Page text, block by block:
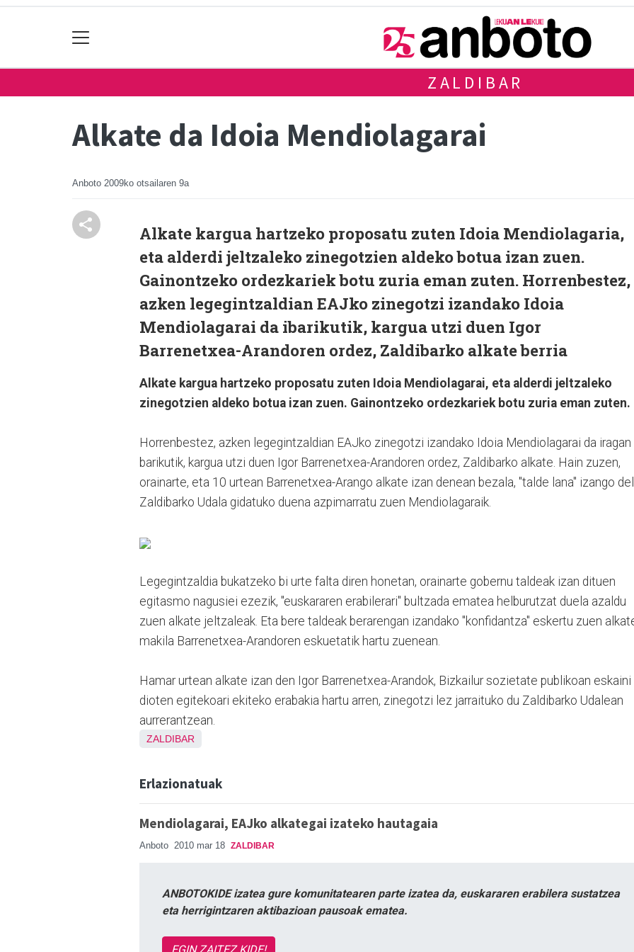
ZALDIBAR
Alkate da Idoia Mendiolagarai
Anboto 2009ko otsailaren 9a
Alkate kargua hartzeko proposatu zuten Idoia Mendiolagaria,
eta alderdi jeltzaleko zinegotzien aldeko botua izan zuen.
Gainontzeko ordezkariek botu zuria eman zuten. Horrenbestez,
azken legegintzaldian EAJko zinegotzi izandako Idoia
Mendiolagarai da ibarikutik, kargua utzi duen Igor
Barrenetxea-Arandoren ordez, Zaldibarko alkate berria
Alkate kargua hartzeko proposatu zuten Idoia Mendiolagarai, eta alderdi jeltzaleko
zinegotzien aldeko botua izan zuen. Gainontzeko ordezkariek botu zuria eman zuten.
Horrenbestez, azken legegintzaldian EAJko zinegotzi izandako Idoia Mendiolagarai da iragan
barikutik, kargua utzi duen Igor Barrenetxea-Arandoren ordez, Zaldibarko alkate. Hain zuzen,
orainarte, eta 10 urtean Barrenetxea-Arango alkate izan denean bezala, "talde lana" izango
Zaldibarko Udala gidatuko duena azpimarratu zuen Mendiolagaraik.
Legegintzaldia bukatzeko bi urte falta diren honetan, orainarte gobernu taldeak izan dituen
egitasmo nagusiei ezezik, "euskararen erabilerari" bultzada ematea helburutzat duela azaldu
zuen alkate jeltzaleak. Eta bere taldeak berarengan izandako "konfidantza" eskertu zuen
makila Barrenetxea-Arandoren eskuetatik hartu zuenean.
Hamar urtean alkate izan den Igor Barrenetxea-Arandok, Bizkailur sozietate publikoan eskaini
dioten egitekoari ekiteko erabakia hartu arren, zinegotzi lez jarraituko du Zaldibarko Udalean
aurrerantzean.
ZALDIBAR
Erlazionatuak
Mendiolagarai, EAJko alkategai izateko hautagaia
Anboto 2010 mar 18 ZALDIBAR
ANBOTOKIDE izatea gure komunitatearen parte izatea da, euskararen erabilera sustatzea
eta herrigintzaren aktibazioan pausoak ematea.